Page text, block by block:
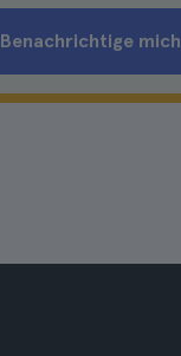
Benachrichtige mich